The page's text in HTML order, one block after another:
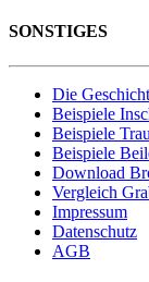
SONSTIGES
Die
Beispiele
Beispiele
Beispiele
Download
Vergleich
Impressum
Datenschutz
AGB